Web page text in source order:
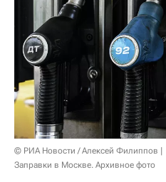
© РИА Новости / Алексей Филиппов
Заправки в Москве. Архивное фото